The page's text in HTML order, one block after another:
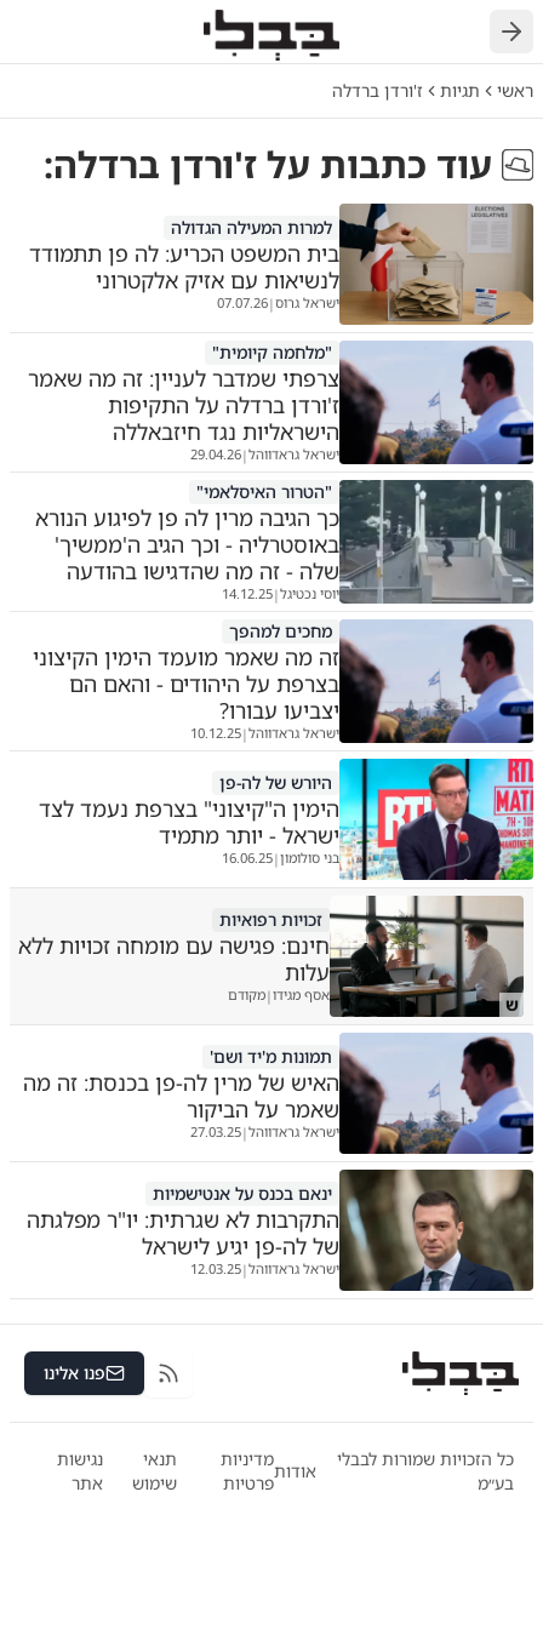
חזרה
ראשי תגיות ז'ורדן ברדלה
עוד כתבות עלז'ורדן ברדלה:
למרות המעילה הגדולה
בית המשפט הכריע: לה פן תתמודד
לנשיאות עם אזיק אלקטרוני
ישראל גרוס|
07.07.26
"מלחמה קיומית"
צרפתי שמדבר לעניין: זה מה שאמר
ז'ורדן ברדלה על התקיפות
הישראליות נגד חיזבאללה
ישראל גראדווהל|
29.04.26
"הטרור האיסלאמי"
כך הגיבה מרין לה פן לפיגוע הנורא
באוסטרליה - וכך הגיב ה'ממשיך'
שלה - זה מה שהדגישו בהודעה
יוסי נכטיגל|
14.12.25
מחכים למהפך
זה מה שאמר מועמד הימין הקיצוני
בצרפת על היהודים - והאם הם
יצביעו עבורו?
ישראל גראדווהל|
10.12.25
היורש של לה-פן
הימין ה"קיצוני" בצרפת נעמד לצד
ישראל - יותר מתמיד
בני סולומון|
16.06.25
ש
זכויות רפואיות
חינם: פגישה עם מומחה זכויות ללא
עלות
אסף מגידו|מקודם
תמונות מ'יד ושם'
האיש של מרין לה-פן בכנסת: זה מה
שאמר על הביקור
ישראל גראדווהל|
27.03.25
ינאם בכנס על אנטישמיות
התקרבות לא שגרתית: יו"ר מפלגתה
של לה-פן יגיע לישראל
ישראל גראדווהל|
12.03.25
RSS פנו אלינו
כל הזכויות שמורות לבבלי
בע״מ
אודות
מדיניות
פרטיות
תנאי
שימוש
נגישות
אתר